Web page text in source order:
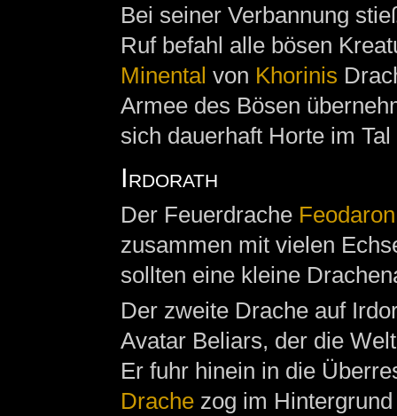
Bei seiner Verbannung
Ruf befahl alle bösen
Minental von Khorinis
Armee des Bösen
sich dauerhaft Horte im Tal
Irdorath
Der Feuerdrache Feodaron
zusammen mit vielen
sollten eine kleine
Der zweite Drache auf
Avatar Beliars, der die
Er fuhr hinein in die
Drachezog im